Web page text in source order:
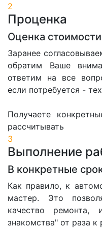
2
Проценка
Оценка
Заранее
обратим Ваше
ответим на все
если потребуется -
Получаете
рассчитывать
3
Выполнение
В конкретные
Как правило, к
мастер. Это
качество ремонта,
знакомства" от раза к